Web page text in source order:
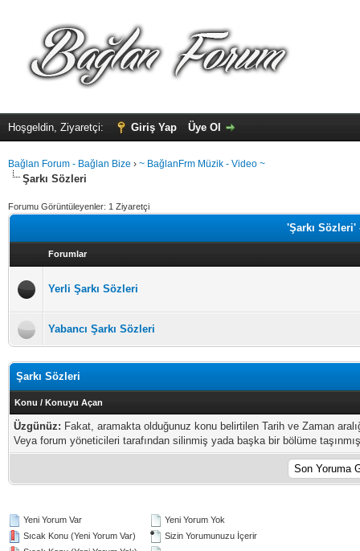
Hoşgeldin, Ziyaretçi: Giriş Yap Üye Ol
Bağlan Forum - Bağlan Bize › ~ BağlanFrm Müzik - Video ~
Şarkı Sözleri
Forumu Görüntüleyenler: 1 Ziyaretçi
'Şarkı
Forumlar
Yerli Şarkı Sözleri
Yabancı Şarkı Sözleri
Şarkı Sözleri
Konu / Konuyu Açan
Üzgünüz: Fakat, aramakta olduğunuz konu belirtilen Tarih ve Zaman
Veya forum yöneticileri tarafından silinmiş yada başka bir bölüme
Yeni Yorum Var
Sıcak Konu (Yeni Yorum Var)
Yeni Yorum Yok
Sizin Yorumunuzu İçerir